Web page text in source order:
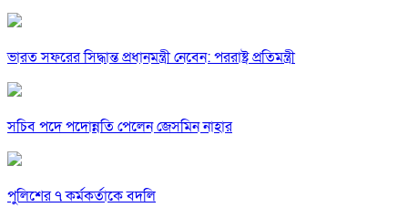
ভারত সফরের সিদ্ধান্ত প্রধানমন্ত্রী নেবেন: পররাষ্ট্র প্রতিমন্ত্রী
সচিব পদে পদোন্নতি পেলেন জেসমিন নাহার
পুলিশের ৭ কর্মকর্তাকে বদলি